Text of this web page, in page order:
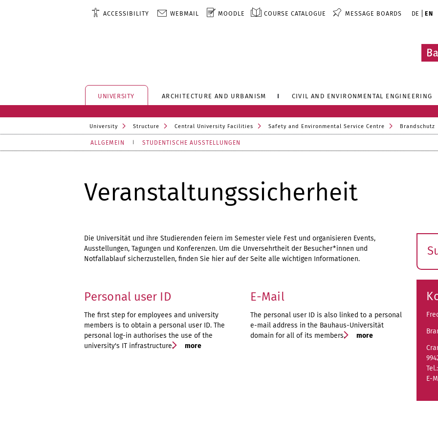
ACCESSIBILITY WEBMAIL MOODLE COURSE CATALOGUE MESSAGE BOARDS DE EN
UNIVERSITY ARCHITECTURE AND URBANISM CIVIL AND ENVIRONMENTAL ENGINEERING
University Structure Central University Facilities Safety and Environmental Service Centre Brandschutz
ALLGEMEIN STUDENTISCHE AUSSTELLUNGEN
Veranstaltungssicherheit
Die Universität und ihre Studierenden feiern im Semester viele Fest und organisieren Events,
Ausstellungen, Tagungen und Konferenzen. Um die Unversehrtheit der Besucher*innen und
Notfallablauf sicherzustellen, finden Sie hier auf der Seite alle wichtigen Informationen.
Personal user ID
The first step for employees and university
members is to obtain a personal user ID. The
personal log-in authorises the use of the
university's IT infrastructure.
more
E-Mail
The personal user ID is also linked to a personal
e-mail address in the Bauhaus-Universität
domain for all of its members.
more
Tel.:
E-